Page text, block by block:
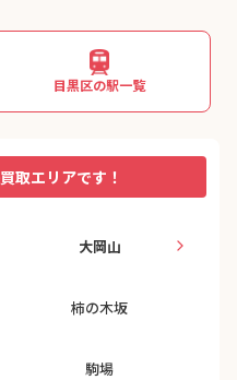
目黒区の駅一覧
取エリアです！
大岡山
柿の木坂
駒場